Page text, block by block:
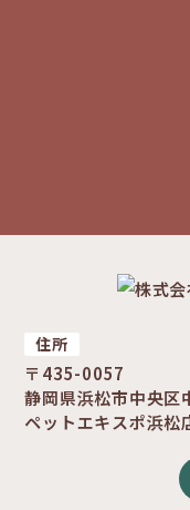
住所
〒435-0057
静岡県浜松市中央
ペットエキスポ浜松